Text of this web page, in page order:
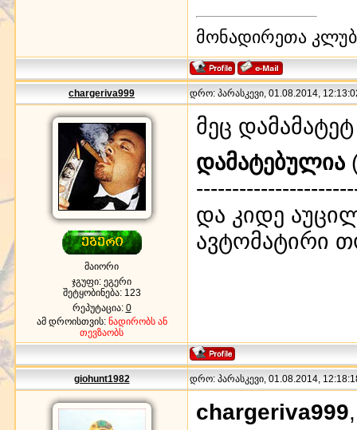
მონადირეთა
chargeriva999 დრო: პარასკევი, 01.08.2014,
მაიორი
ჯგუფი: ეგერი
შეტყობინება: 123
რეპუტაცია: 0
ამ დროისთვის: ნადირობს ან
თევზაობს
მეც დამამატეტ
დამატებულია
და კიდე
ავტომატირი
giohunt1982 დრო: პარასკევი, 01.08.2014,
chargeriva999